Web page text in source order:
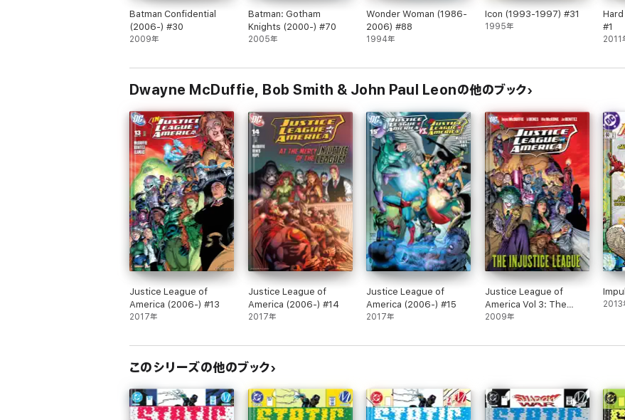
Batman Confidential
(2006-) #30
2009年
Batman: Gotham
Knights (2000-) #70
2005年
Wonder Woman (1986-
2006) #88
1994年
Icon (1993-1997) #31
1995年
#1
2011
Dwayne McDuffie, Bob Smith & John Paul Leonの他のブック
Justice League of
America (2006-) #13
2017年
Justice League of
America (2006-) #14
2017年
Justice League of
America (2006-) #15
2017年
Justice League of
America Vol 3: The
Injustice League
2009年
2013
このシリーズの他のブック